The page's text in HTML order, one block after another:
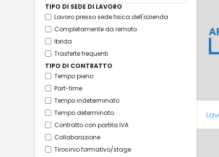
TIPO DI SEDE DI LAVORO
Lavoro presso sede fisica dell'azienda
Completamente da remoto
Ibrida
Trasferte frequenti
TIPO DI CONTRATTO
Tempo pieno
Part-time
Tempo indeterminato
Tempo determinato
Contratto con partita IVA
Collaborazione
Tirocinio formativo/stage